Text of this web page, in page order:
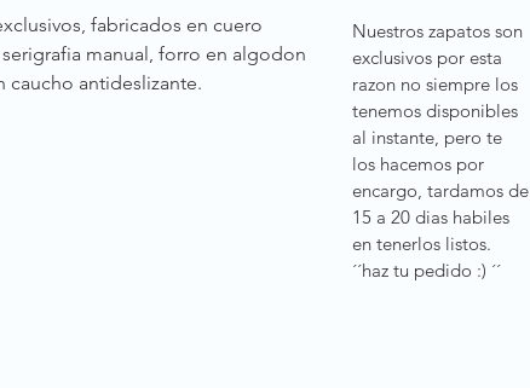
fabricados en cuero
manual, forro en algodon
caucho antideslizante.
Nuestros zapatos son
exclusivos por esta
razon no siempre los
tenemos disponibles
al instante, pero te
los hacemos por
encargo, tardamos de
15 a 20 dias habiles
en tenerlos listos.
´´haz tu pedido :) ´´